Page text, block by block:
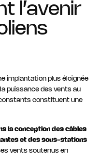
l’avenir
implantation plus éloignée
puissance des vents au
constituent une
la conception des câbles
et des sous-stations
vents soutenus en